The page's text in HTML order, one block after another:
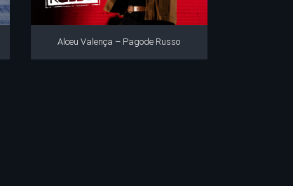
Alceu Valença – Pagode Russo